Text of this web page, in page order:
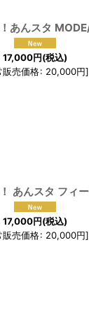
17,000円(税込)
販売価格: 20,000円]
17,000円(税込)
販売価格: 20,000円]